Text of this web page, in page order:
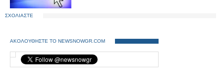
ΣΧΟΛΙΑΣΤΕ
ΑΚΟΛΟΥΘΗΣΤΕ ΤΟ NEWSNOWGR.COM